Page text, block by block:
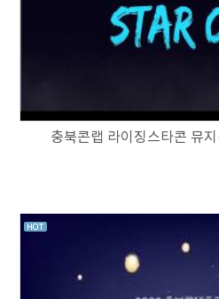
충북콘랩 라이징스타콘 뮤